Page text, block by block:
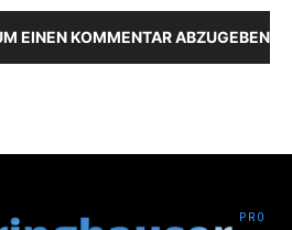
EINEN KOMMENTAR ABZUGEBEN